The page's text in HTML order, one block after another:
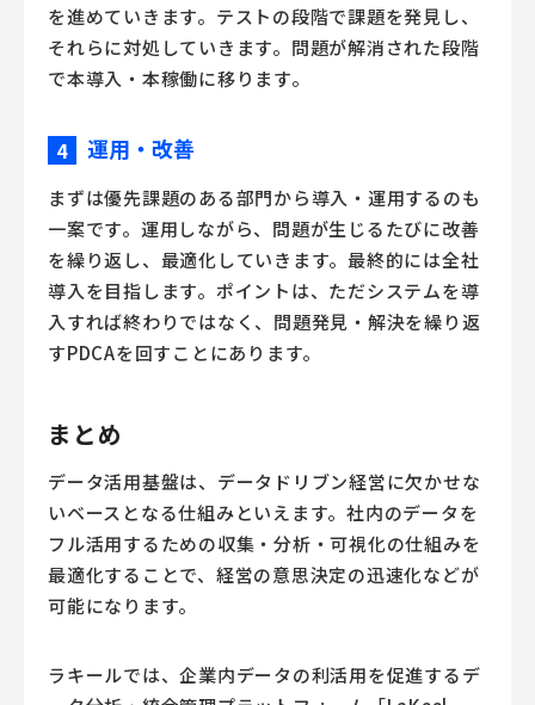
を進めていきます。テストの段階で課題を発見し、
それらに対処していきます。問題が解消された段階
で本導入・本稼働に移ります。
4 運用・改善
まずは優先課題のある部門から導入・運用するのも
一案です。運用しながら、問題が生じるたびに改善
を繰り返し、最適化していきます。最終的には全社
導入を目指します。ポイントは、ただシステムを導
入すれば終わりではなく、問題発見・解決を繰り返
すPDCAを回すことにあります。
まとめ
データ活用基盤は、データドリブン経営に欠かせな
いベースとなる仕組みといえます。社内のデータを
フル活用するための収集・分析・可視化の仕組みを
最適化することで、経営の意思決定の迅速化などが
可能になります。
ラキールでは、企業内データの利活用を促進するデ